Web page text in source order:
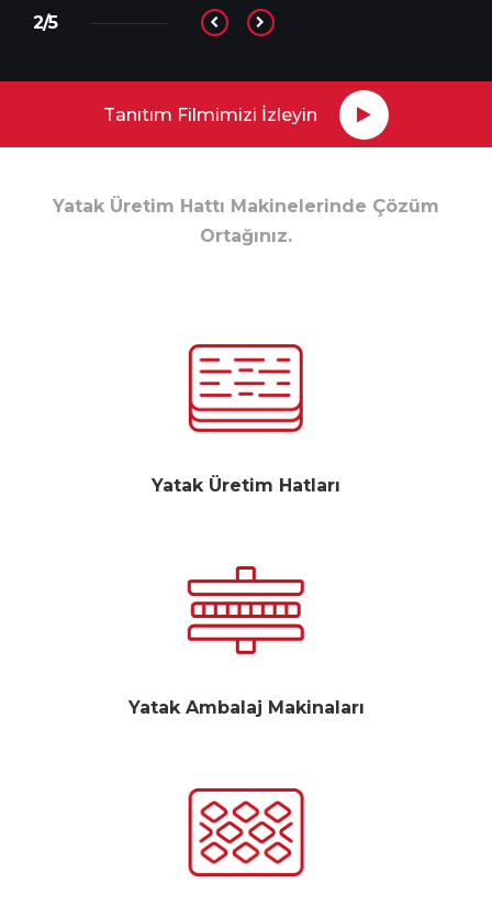
Tanıtım Filmimizi İzleyin
3/5
Yatak Üretim Hattı Makinelerinde Çözüm
Ortağınız.
Yatak Üretim Hatları
Yatak Ambalaj Makinaları